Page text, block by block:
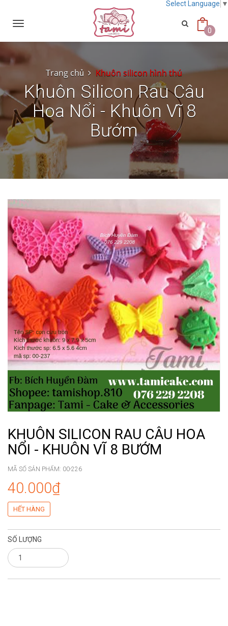
Select Language ▼
0
Toggle
Trang chủ Khuôn silicon hình thú
Khuôn Silicon Rau Câu
Hoa Nổi - Khuôn Vĩ 8
Bướm
KHUÔN SILICON RAU CÂU HOA
NỔI - KHUÔN VĨ 8 BƯỚM
MÃ SỐ SẢN PHẨM: 00-226
40.000₫
HẾT HÀNG
SỐ LƯỢNG